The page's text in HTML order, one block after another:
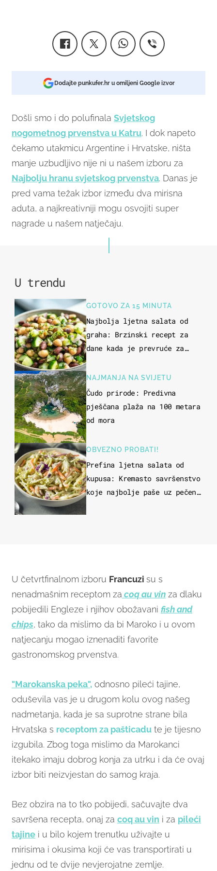
Dodajte punkufer.hr u omiljeni Google izvor
Došli smo i do polufinala Svjetskog
nogometnog prvenstva u Katru. I dok napeto
čekamo utakmicu Argentine i Hrvatske, ništa
manje uzbudljivo nije ni u našem izboru za
Najbolju hranu svjetskog prvenstva. Danas je
pred vama težak izbor između dva mirisna
aduta, a najkreativniji mogu osvojiti super
nagrade u našem natječaju.
U trendu
GOTOVO ZA 15 MINUTA
Najbolja ljetna salata od
graha: Brzinski recept za
dane kada je prevruće za
NAJMANJA NA SVIJETU
Čudo prirode: Predivna
pješčana plaža na 100 metara
od mora
OBVEZNO PROBATI!
Prefina ljetna salata od
kupusa: Kremasto savršenstvo
koje najbolje paše uz pečeno
U četvrtfinalnom izboru Francuzi su s
nenadmašnim receptom za coq au vin za dlaku
pobijedili Engleze i njihov obožavani fishand
chips, tako da mislimo da bi Maroko i u ovom
natjecanju mogao iznenaditi favorite
gastronomskog prvenstva.
"Marokanska peka", odnosno pileći tajine,
oduševila vas je u drugom kolu ovog našeg
nadmetanja, kada je sa suprotne strane bila
Hrvatska s receptom za pašticadu te je tijesno
izgubila. Zbog toga mislimo da Marokanci
itekako imaju dobrog konja za utrku i da će ovaj
izbor biti neizvjestan do samog kraja.
Bez obzira na to tko pobijedi, sačuvajte dva
savršena recepta, onaj za coq au vin i za pileći
tajine i u bilo kojem trenutku uživajte u
mirisima i okusima koji će vas transportirati u
jednu od te dvije nevjerojatne zemlje.